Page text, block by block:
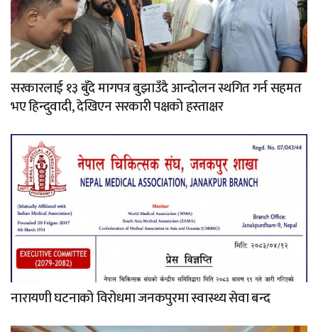
सरकारलाई १३ बुँदे मागपत्र बुझाउँदै आन्दोलन स्थगित गर्न सहमत
भए हिन्दुवादी, देखिएन सरकारी पक्षको हस्ताक्षर
नारायणी घटनाको विरोधमा जनकपुरमा स्वास्थ्य सेवा बन्द